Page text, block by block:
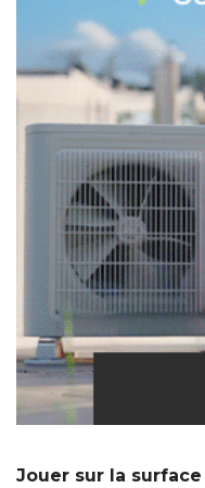
Jouer sur la surface